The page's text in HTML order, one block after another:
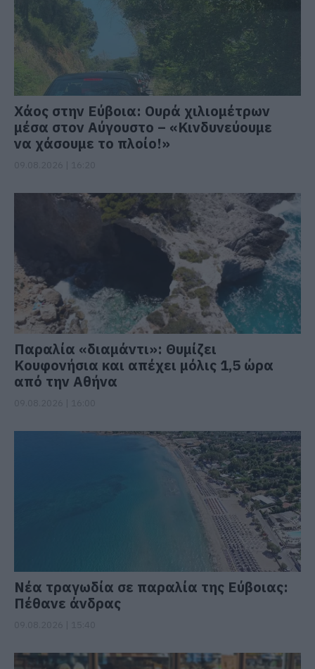
Χάος στην Εύβοια: Ουρά χιλιομέτρων
μέσα στον Αύγουστο – «Κινδυνεύουμε
να χάσουμε το πλοίο!»
Παραλία «διαμάντι»: Θυμίζει
Κουφονήσια και απέχει μόλις 1,5 ώρα
από την Αθήνα
Νέα τραγωδία σε παραλία της Εύβοιας:
Πέθανε άνδρας